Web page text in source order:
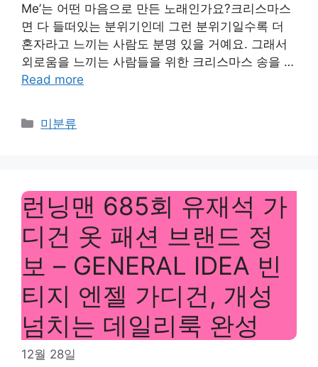
Me’는 어떤 마음으로 만든 노래인가요?크리스마스
면 다 들떠있는 분위기인데 그런 분위기일수록 더
혼자라고 느끼는 사람도 분명 있을 거예요. 그래서
외로움을 느끼는 사람들을 위한 크리스마스 송을 …
Read more
Categories
미분류
런닝맨 685회 유재석 가
디건 옷 패션 브랜드 정
보 – GENERAL IDEA 빈
티지 엔젤 가디건, 개성
넘치는 데일리룩 완성
12월 28일